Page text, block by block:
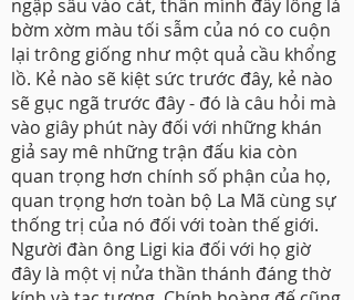
ngập sâu vào cát, thân mình đầy lông lá
bờm xờm màu tối sẫm của nó co cuộn
lại trông giống như một quả cầu khổng
lồ. Kẻ nào sẽ kiệt sức trước đây, kẻ nào
sẽ gục ngã trước đây - đó là câu hỏi mà
vào giây phút này đối với những khán
giả say mê những trận đấu kia còn
quan trọng hơn chính số phận của họ,
quan trọng hơn toàn bộ La Mã cùng sự
thống trị của nó đối với toàn thế giới.
Người đàn ông Ligi kia đối với họ giờ
đây là một vị nửa thần thánh đáng thờ